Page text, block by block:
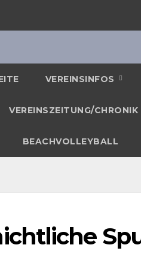
VEREINSINFOS
VEREINSZEITUNG/CHRONIK
BEACHVOLLEYBALL